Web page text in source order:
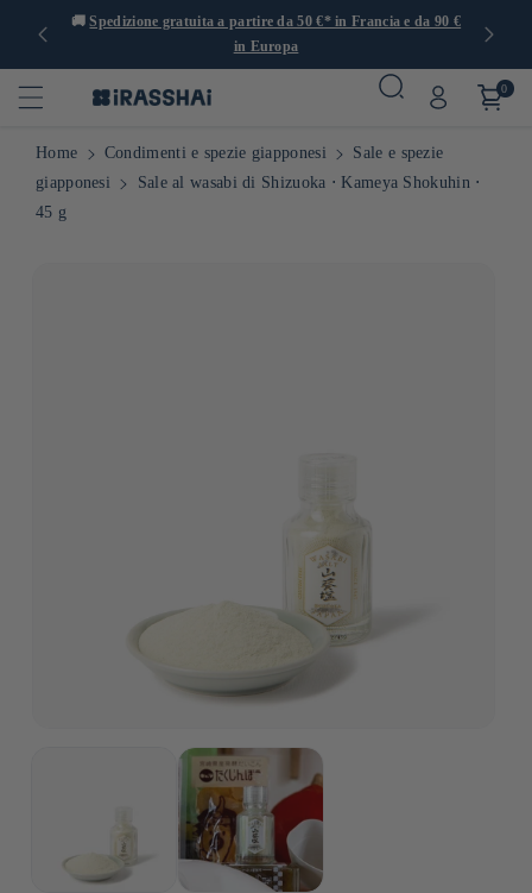
🚚Spedizione gratuita a partire da 50 €* in Francia e da 90 €
in Europa
0
Home Condimenti e spezie giapponesi
Sale e spezie
giapponesi
Sale al wasabi di Shizuoka ⋅ Kameya Shokuhin ⋅
45 g